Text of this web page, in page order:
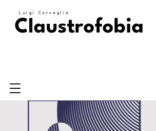
Luigi Corvaglia
Claustrofobia